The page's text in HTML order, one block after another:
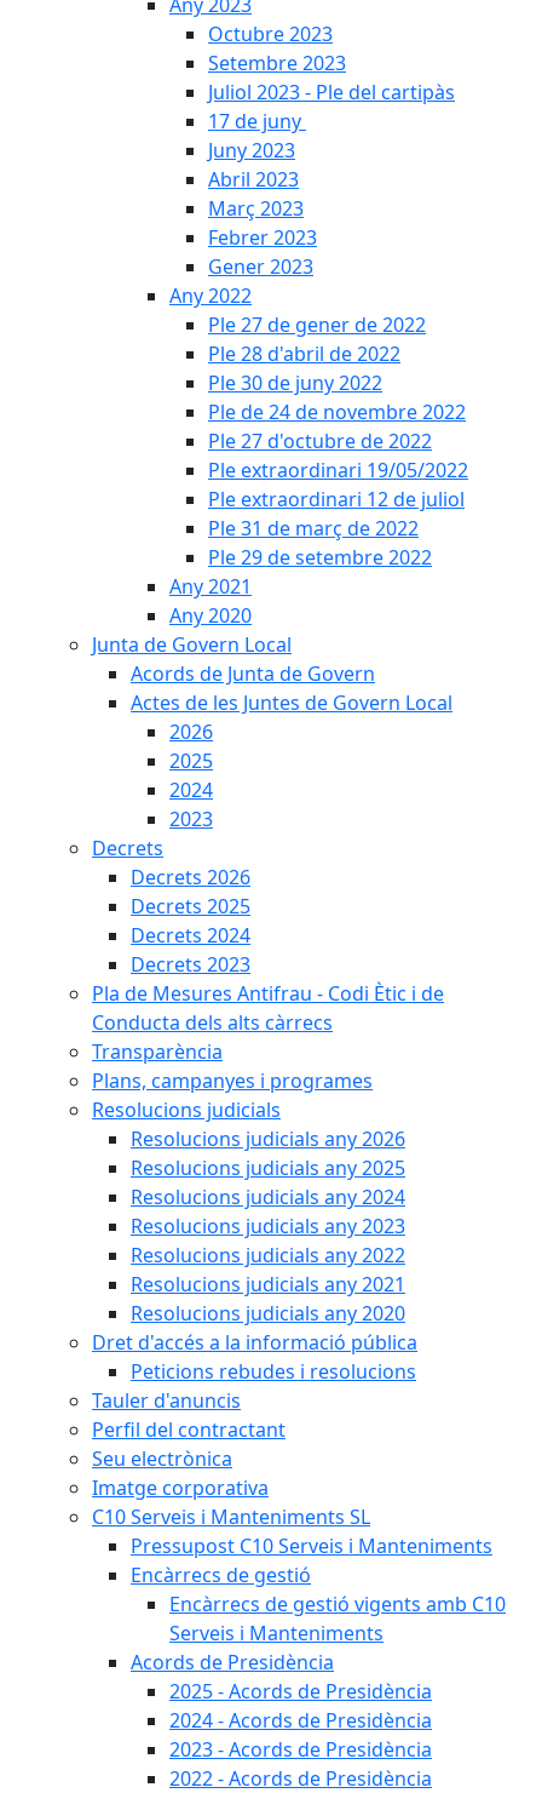
Octubre 2023
Setembre 2023
Juliol 2023 - Ple del cartipàs
17 de juny
Juny 2023
Abril 2023
Març 2023
Febrer 2023
Gener 2023
Any 2022
Ple 27 de gener de 2022
Ple 28 d'abril de 2022
Ple 30 de juny 2022
Ple de 24 de novembre 2022
Ple 27 d'octubre de 2022
Ple extraordinari 19/05/2022
Ple extraordinari 12 de juliol
Ple 31 de març de 2022
Ple 29 de setembre 2022
Any 2021
Any 2020
Junta de Govern Local
Acords de Junta de Govern
Actes de les Juntes de Govern Local
2026
2025
2024
2023
Decrets
Decrets 2026
Decrets 2025
Decrets 2024
Decrets 2023
Pla de Mesures Antifrau - Codi Ètic i de
Conducta dels alts càrrecs
Transparència
Plans, campanyes i programes
Resolucions judicials
Resolucions judicials any 2026
Resolucions judicials any 2025
Resolucions judicials any 2024
Resolucions judicials any 2023
Resolucions judicials any 2022
Resolucions judicials any 2021
Resolucions judicials any 2020
Dret d'accés a la informació pública
Peticions rebudes i resolucions
Tauler d'anuncis
Perfil del contractant
Seu electrònica
Imatge corporativa
C10 Serveis i Manteniments SL
Pressupost C10 Serveis i Manteniments
Encàrrecs de gestió
Encàrrecs de gestió vigents amb C10
Serveis i Manteniments
Acords de Presidència
2025 - Acords de Presidència
2024 - Acords de Presidència
2023 - Acords de Presidència
2022 - Acords de Presidència